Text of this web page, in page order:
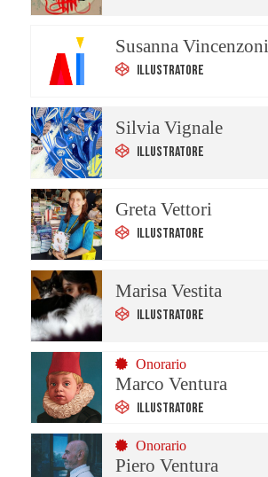
Susanna Vincenzoni
Illustratore
Silvia Vignale
Illustratore
Greta Vettori
Illustratore
Marisa Vestita
Illustratore
Onorario
Marco Ventura
Illustratore
Onorario
Piero Ventura